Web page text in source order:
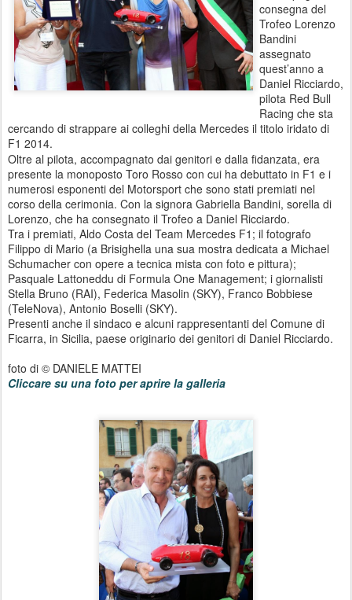
consegna del
Trofeo Lorenzo
Bandini
assegnato
quest’anno a
Daniel Ricciardo,
pilota Red Bull
Racing che sta
cercando di strappare ai colleghi della Mercedes il titolo iridato di
F1 2014.
Oltre al pilota, accompagnato dai genitori e dalla fidanzata, era
presente la monoposto Toro Rosso con cui ha debuttato in F1 e i
numerosi esponenti del Motorsport che sono stati premiati nel
corso della cerimonia. Con la signora Gabriella Bandini, sorella di
Lorenzo, che ha consegnato il Trofeo a Daniel Ricciardo.
Tra i premiati, Aldo Costa del Team Mercedes F1; il fotografo
Filippo di Mario (a Brisighella una sua mostra dedicata a Michael
Schumacher con opere a tecnica mista con foto e pittura);
Pasquale Lattoneddu di Formula One Management; i giornalisti
Stella Bruno (RAI), Federica Masolin (SKY), Franco Bobbiese
(TeleNova), Antonio Boselli (SKY).
Presenti anche il sindaco e alcuni rappresentanti del Comune di
Ficarra, in Sicilia, paese originario dei genitori di Daniel Ricciardo.
foto di © DANIELE MATTEI
Cliccare su una foto per aprire la galleria